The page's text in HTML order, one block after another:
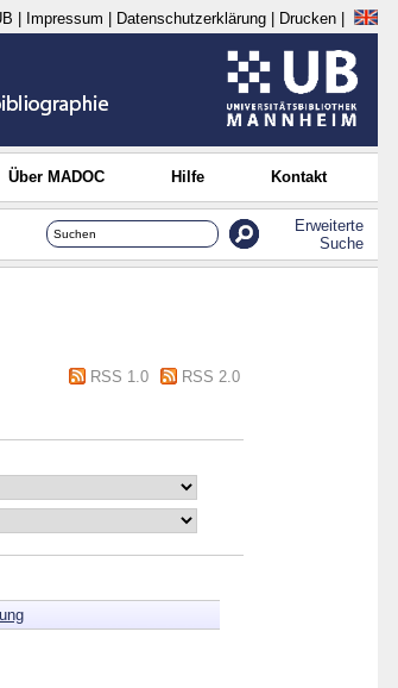
Impressum Datenschutzerklärung Drucken
Über MADOC Hilfe Kontakt
Erweiterte
Suche
RSS 1.0
RSS 2.0